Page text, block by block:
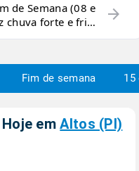
de Semana (08 e
chuva forte e frio
arrow_forward
Fim de semana 15
emAltos (PI)